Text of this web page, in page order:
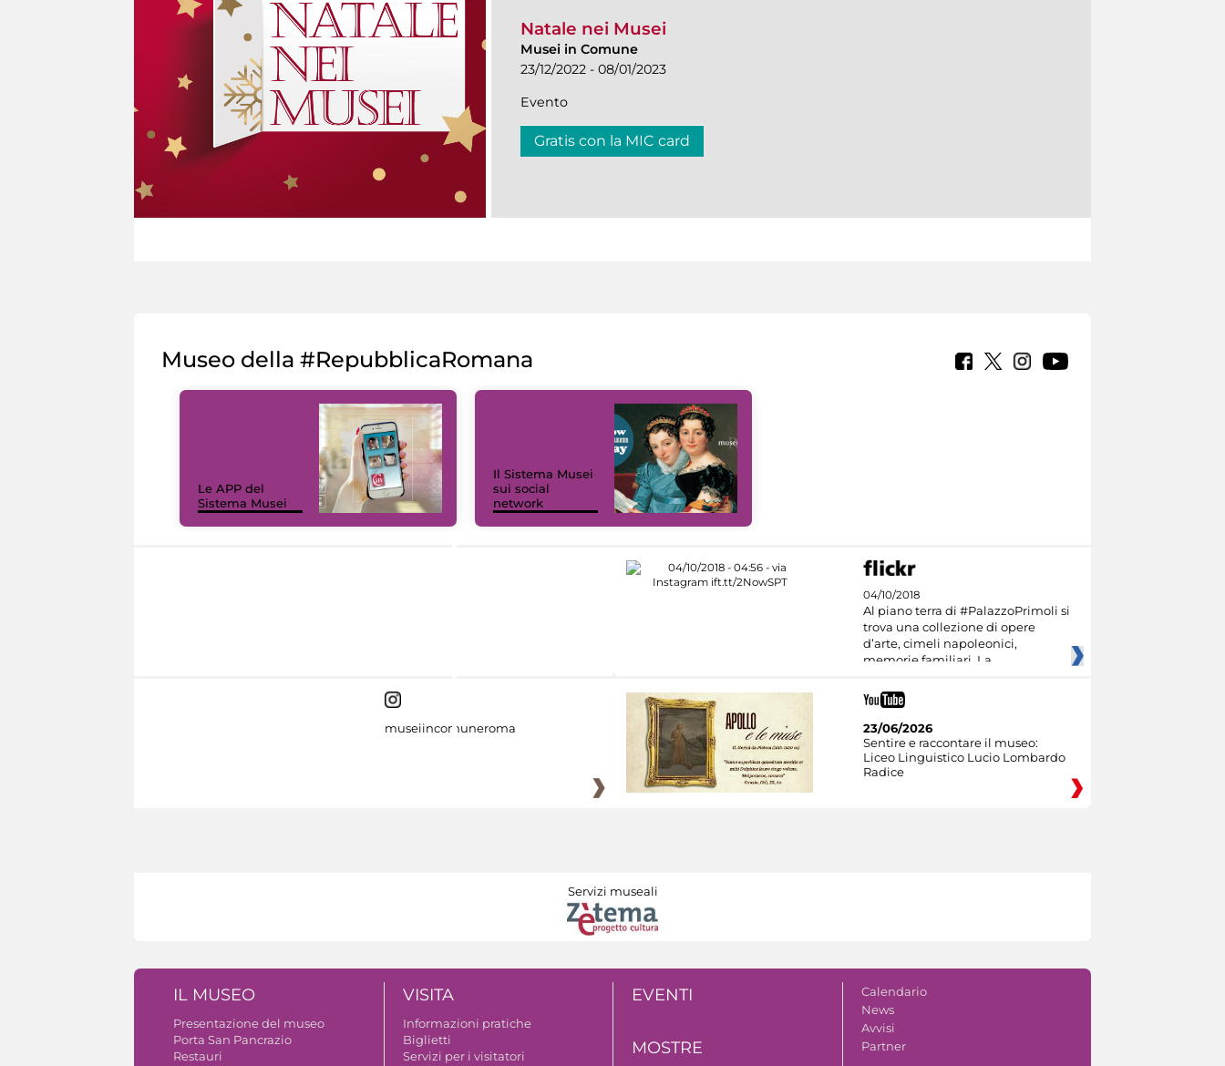
Natale nei Musei
Musei in Comune
23/12/2022 - 08/01/2023
Evento
Gratis con la MIC card
Museo della #RepubblicaRomana
Le APP del
Sistema Musei
Il Sistema Musei
sui social
network
04/10/2018
Al piano terra di #PalazzoPrimoli si
trova una collezione di opere
d’arte, cimeli napoleonici,
memorie familiari. La
museiincomuneroma
23/06/2026
Sentire e raccontare il museo:
Liceo Linguistico Lucio Lombardo
Radice
Servizi museali
IL MUSEO
Presentazione del museo
Porta San Pancrazio
Restauri
VISITA
Informazioni pratiche
Biglietti
Servizi per i visitatori
EVENTI
MOSTRE
Calendario
News
Avvisi
Partner